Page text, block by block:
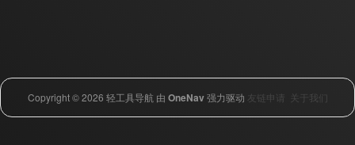
Copyright © 2026 轻工具导航 由 OneNav强力驱动 友链申请 关于我们